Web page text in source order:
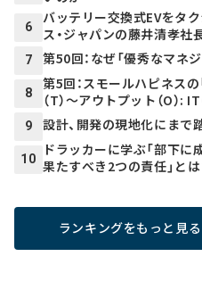
6
バッテリー交換式EVをタク
ス・ジャパンの藤井清孝社
7 第50回：なぜ「優秀なマネ
8
第5回：スモールハピネスの
（T）～アウトプット（O）:
9 設計、開発の現地化にまで
10
ドラッカーに学ぶ「部下に
果たすべき2つの責任」とは
ランキングをもっと見る